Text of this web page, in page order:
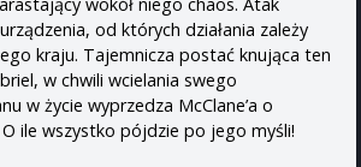
od których działania zależy
kraju. Tajemnicza postać knująca ten
w chwili wcielania swego
w życie wyprzedza McClane’a o
ile wszystko pójdzie po jego myśli!